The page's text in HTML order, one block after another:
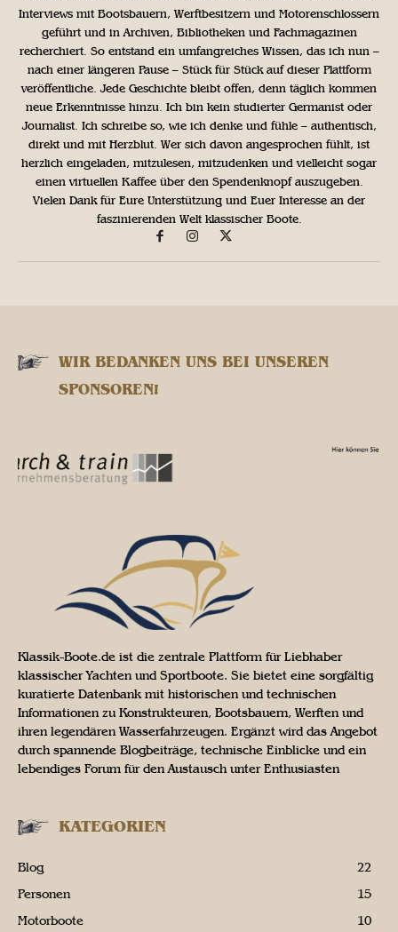
Interviews mit Bootsbauern, Werftbesitzern und Motorenschlossern
geführt und in Archiven, Bibliotheken und Fachmagazinen
recherchiert. So entstand ein umfangreiches Wissen, das ich nun –
nach einer längeren Pause – Stück für Stück auf dieser Plattform
veröffentliche. Jede Geschichte bleibt offen, denn täglich kommen
neue Erkenntnisse hinzu. Ich bin kein studierter Germanist oder
Journalist. Ich schreibe so, wie ich denke und fühle – authentisch,
direkt und mit Herzblut. Wer sich davon angesprochen fühlt, ist
herzlich eingeladen, mitzulesen, mitzudenken und vielleicht sogar
einen virtuellen Kaffee über den Spendenknopf auszugeben.
Vielen Dank für Eure Unterstützung und Euer Interesse an der
faszinierenden Welt klassischer Boote.
WIR BEDANKEN UNS BEI UNSEREN
SPONSOREN!
Klassik-Boote.de ist die zentrale Plattform für Liebhaber
klassischer Yachten und Sportboote. Sie bietet eine sorgfältig
kuratierte Datenbank mit historischen und technischen
Informationen zu Konstrukteuren, Bootsbauern, Werften und
ihren legendären Wasserfahrzeugen. Ergänzt wird das Angebot
durch spannende Blogbeiträge, technische Einblicke und ein
lebendiges Forum für den Austausch unter Enthusiasten
KATEGORIEN
Blog
22
Personen
15
Motorboote
10